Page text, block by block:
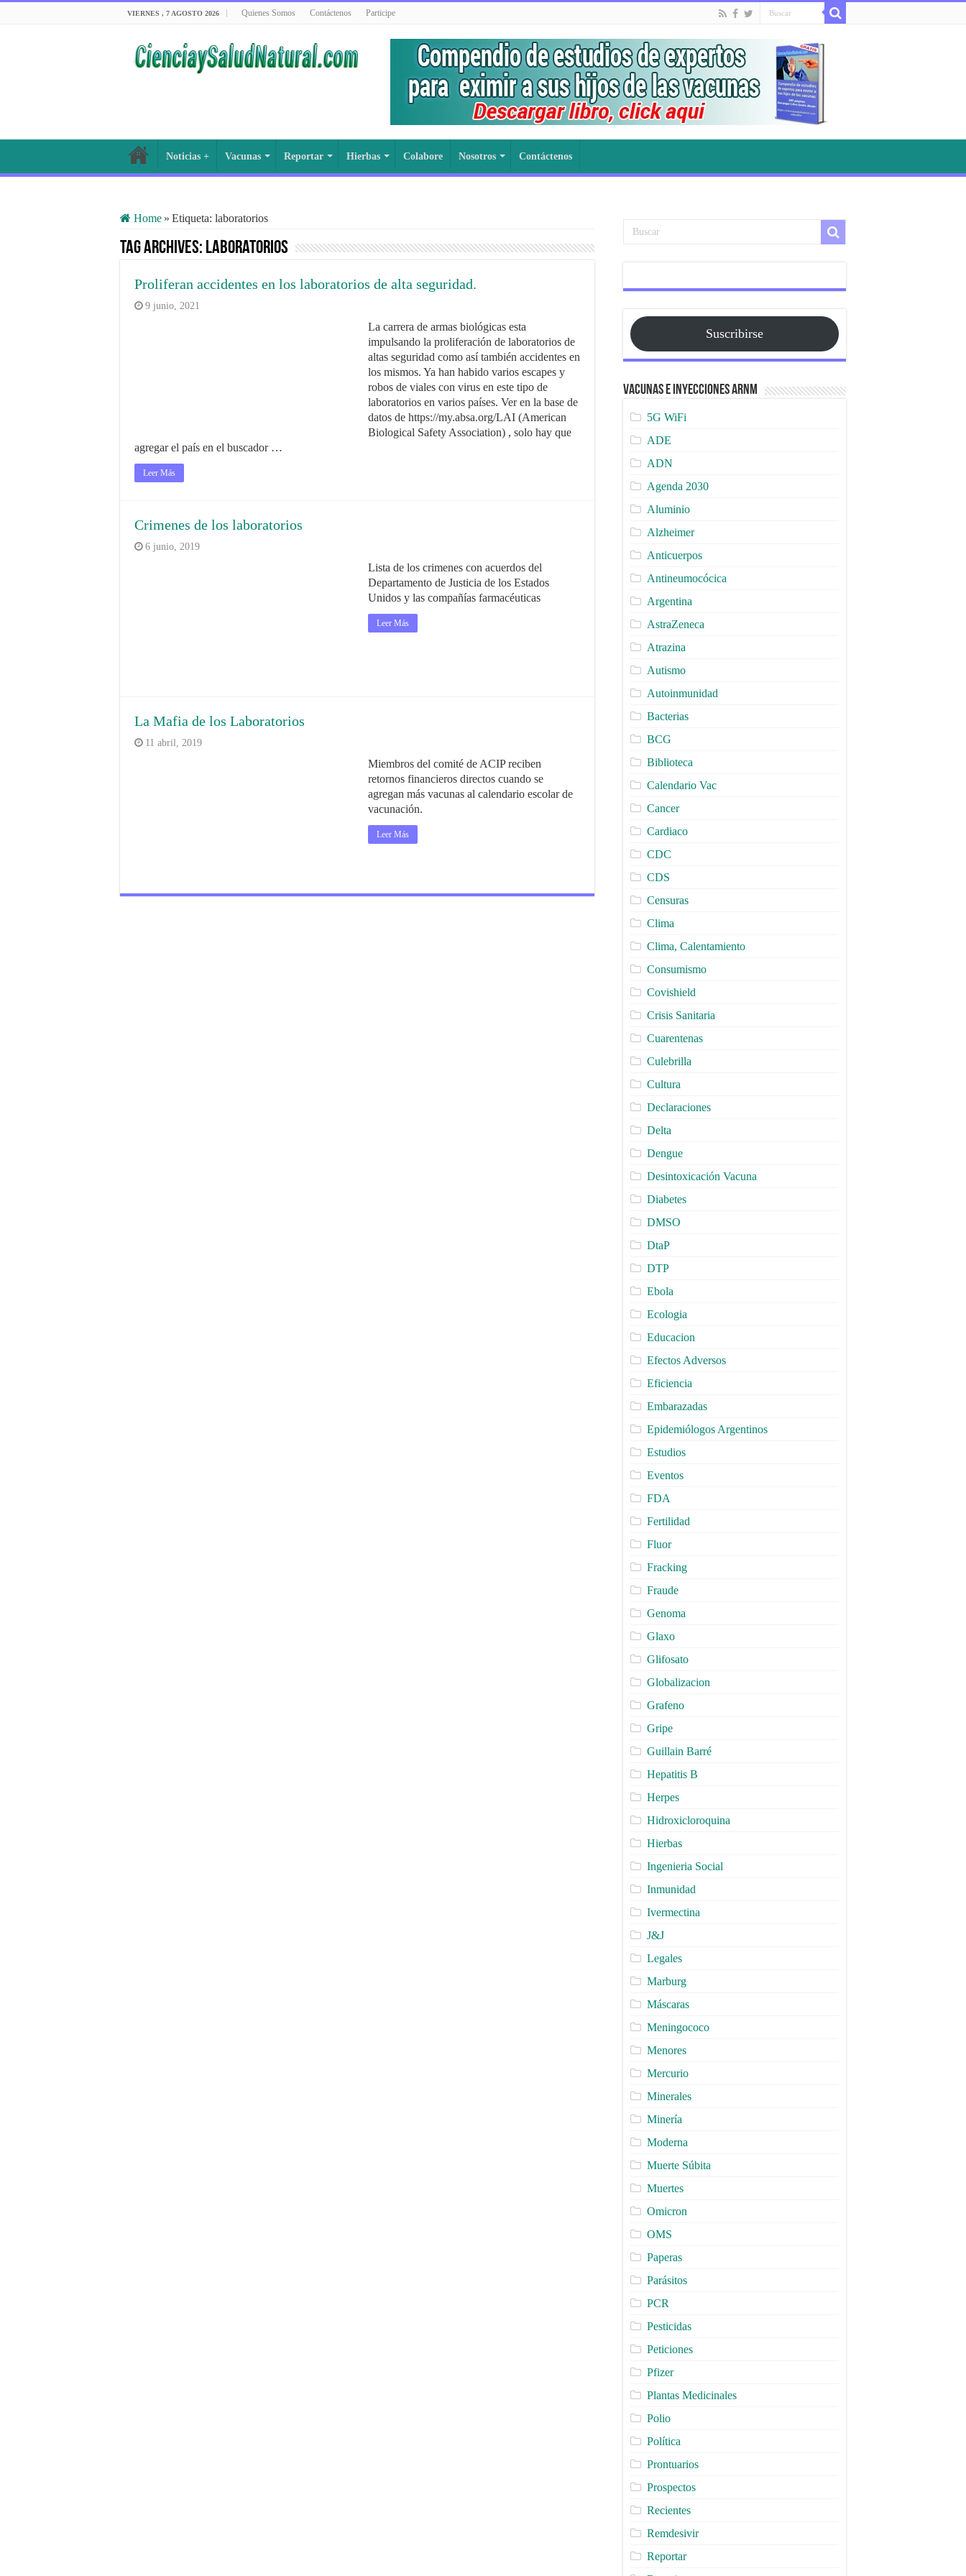
VIERNES , 7 AGOSTO 2026 Quienes Somos Contáctenos Participe
Noticias + Vacunas Reportar Hierbas Colabore Nosotros Contáctenos
Home » Etiqueta: laboratorios
Tag Archives: laboratorios
Proliferan accidentes en los laboratorios de alta seguridad.
9 junio, 2021
La carrera de armas biológicas esta
impulsando la proliferación de laboratorios de
altas seguridad como así también accidentes en
los mismos. Ya han habido varios escapes y
robos de viales con virus en este tipo de
laboratorios en varios países. Ver en la base de
datos de https://my.absa.org/LAI (American
Biological Safety Association) , solo hay que
agregar el país en el buscador …
Leer Más
Crimenes de los laboratorios
6 junio, 2019
Lista de los crimenes con acuerdos del
Departamento de Justicia de los Estados
Unidos y las compañías farmacéuticas
Leer Más
La Mafia de los Laboratorios
11 abril, 2019
Miembros del comité de ACIP reciben
retornos financieros directos cuando se
agregan más vacunas al calendario escolar de
vacunación.
Leer Más
Suscribirse
Vacunas e Inyecciones ARNm
5G WiFi
ADE
ADN
Agenda 2030
Aluminio
Alzheimer
Anticuerpos
Antineumocócica
Argentina
AstraZeneca
Atrazina
Autismo
Autoinmunidad
Bacterias
BCG
Biblioteca
Calendario Vac
Cancer
Cardiaco
CDC
CDS
Censuras
Clima
Clima, Calentamiento
Consumismo
Covishield
Crisis Sanitaria
Cuarentenas
Culebrilla
Cultura
Declaraciones
Delta
Dengue
Desintoxicación Vacuna
Diabetes
DMSO
DtaP
DTP
Ebola
Ecologia
Educacion
Efectos Adversos
Eficiencia
Embarazadas
Epidemiólogos Argentinos
Estudios
Eventos
FDA
Fertilidad
Fluor
Fracking
Fraude
Genoma
Glaxo
Glifosato
Globalizacion
Grafeno
Gripe
Guillain Barré
Hepatitis B
Herpes
Hidroxicloroquina
Hierbas
Ingenieria Social
Inmunidad
Ivermectina
J&J
Legales
Marburg
Máscaras
Meningococo
Menores
Mercurio
Minerales
Minería
Moderna
Muerte Súbita
Muertes
Omicron
OMS
Paperas
Parásitos
PCR
Pesticidas
Peticiones
Pfizer
Plantas Medicinales
Polio
Política
Prontuarios
Prospectos
Recientes
Remdesivir
Reportar